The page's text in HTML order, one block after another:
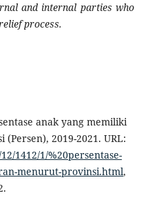
and internal parties who
process.
anak yang memiliki
2019-2021. URL:
1412/1/%20persentase-
menurut-provinsi.html,